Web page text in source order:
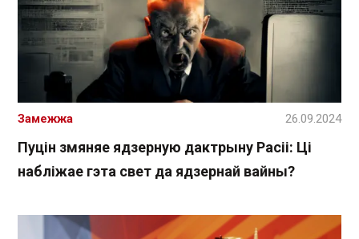
Пуцін змяняе ядзерную дактрыну Расіі: Ці
набліжае гэта свет да ядзернай вайны?
Замежжа 26.09.2024